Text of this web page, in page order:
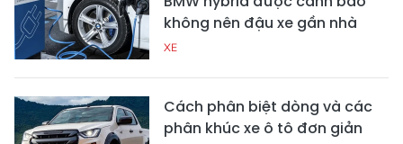
không nên đậu xe gần nhà
XE
Cách phân biệt dòng và các
phân khúc xe ô tô đơn giản